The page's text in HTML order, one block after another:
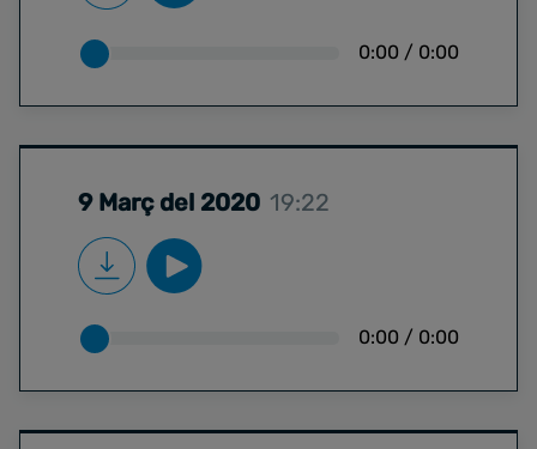
0:00 / 0:00
9 Març del 2020 19:22
0:00 / 0:00